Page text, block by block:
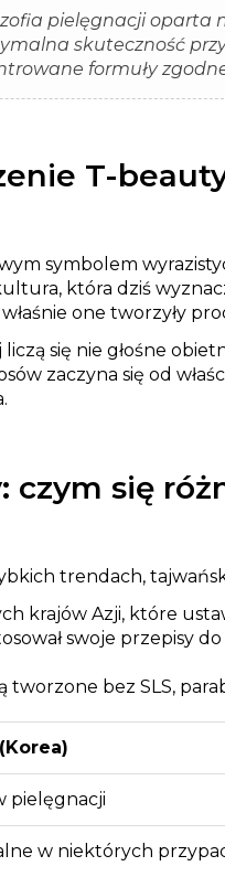
pielęgnacji oparta
skuteczność
formuły
T-
symbolem
która dziś
one tworzyły
się nie głośne
zaczyna się od
czym się
trendach,
krajów Azji, które
swoje przepisy
tworzone bez SLS,
pielęgnacji
w niektórych